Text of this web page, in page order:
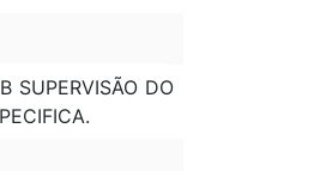
SUPERVISÃO DO